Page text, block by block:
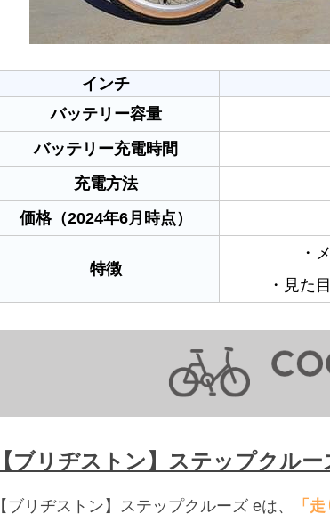
インチ
バッテリー容量
バッテリー充電時間
充電方法
価格（2024年6月時点）
特徴
・
・見た
【ブリヂストン】ステップクルー
【ブリヂストン】ステップクルーズ eは、
「